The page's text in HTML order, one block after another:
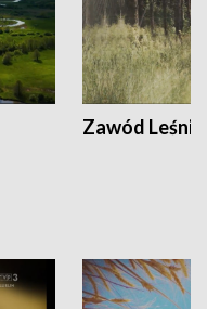
Zawód Leśnik